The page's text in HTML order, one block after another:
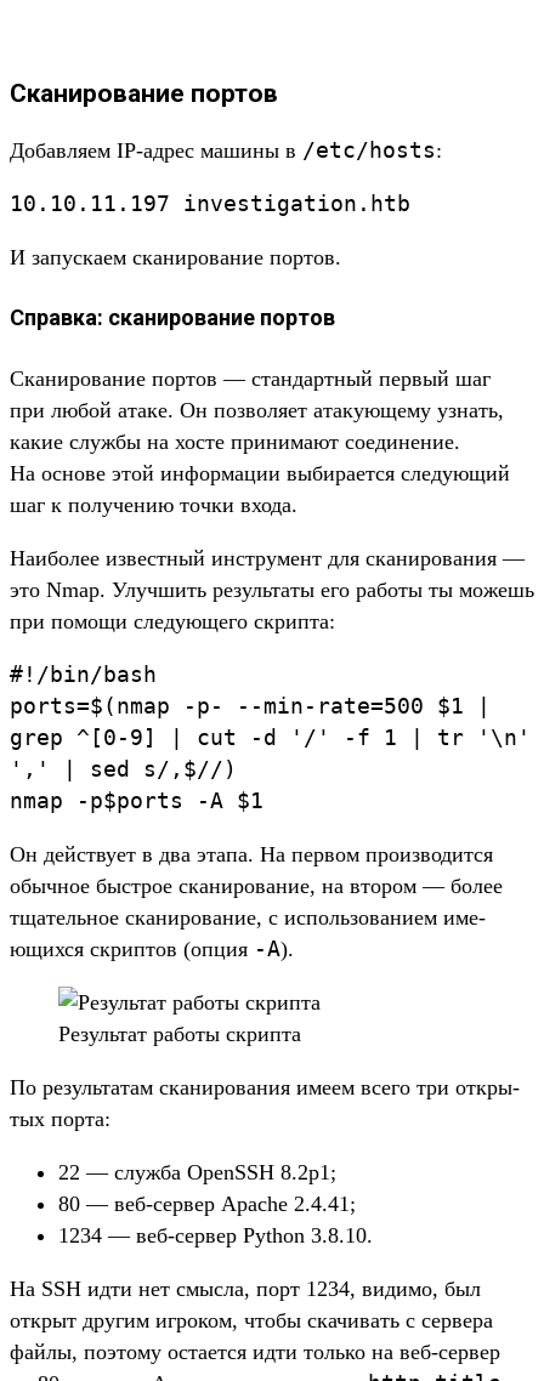
Сканирование портов
До­бав­ляем IP-адрес машины в /etc/hosts:
10. 10. 11. 197 investigation. htb
И запус­каем ска­ниро­вание пор­тов.
Справка: сканирование портов
Ска­ниро­вание пор­тов — стан­дар­тный пер­вый шаг
при любой ата­ке. Он поз­воля­ет ата­кующе­му узнать,
какие служ­бы на хос­те при­нима­ют соеди­нение.
На осно­ве этой информа­ции выбира­ется сле­дующий
шаг к получе­нию точ­ки вхо­да.
На­ибо­лее извес­тный инс­тру­мент для ска­ниро­вания —
это Nmap. Улуч­шить резуль­таты его работы ты можешь
при помощи сле­дующе­го скрип­та:
#!/bin/bash
ports=$(nmap -p- --min-rate=500 $1
grep
^[0-9] cut -d '/ ' -f 1 | tr '\n'
', ' sed s/, $//)
nmap
-p$ports -A $1
Он дей­ству­ет в два эта­па. На пер­вом про­изво­дит­ся
обыч­ное быс­трое ска­ниро­вание, на вто­ром — более
тща­тель­ное ска­ниро­вание, с исполь­зовани­ем име­
ющих­ся скрип­тов (опция -A).
Ре­зуль­тат работы скрип­та
По резуль­татам ска­ниро­вания име­ем все­го три откры­
тых пор­та:
22 — служ­ба OpenSSH 8.2p1;
80 — веб‑сер­вер Apache 2.4.41;
1234 — веб‑сер­вер Python 3.8.10.
На SSH идти нет смыс­ла, порт 1234, видимо, был
открыт дру­гим игро­ком, что­бы ска­чивать с сер­вера
фай­лы, поэто­му оста­ется идти толь­ко на веб‑сер­вер